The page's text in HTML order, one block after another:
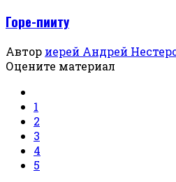
Горе-пииту
Автор иерей Андрей
Оцените материал
1
2
3
4
5